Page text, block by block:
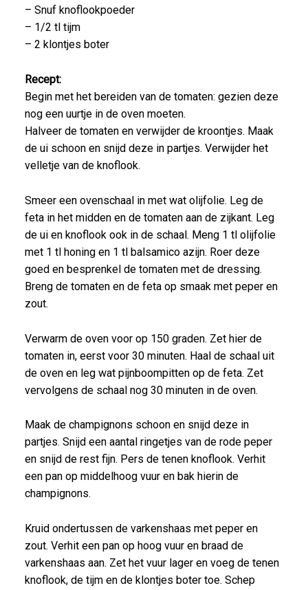
– Snuf knoflookpoeder
– 1/2 tl tijm
– 2 klontjes boter
Recept:
Begin met het bereiden van de tomaten: gezien deze
nog een uurtje in de oven moeten.
Halveer de tomaten en verwijder de kroontjes. Maak
de ui schoon en snijd deze in partjes. Verwijder het
velletje van de knoflook.
Smeer een ovenschaal in met wat olijfolie. Leg de
feta in het midden en de tomaten aan de zijkant. Leg
de ui en knoflook ook in de schaal. Meng 1 tl olijfolie
met 1 tl honing en 1 tl balsamico azijn. Roer deze
goed en besprenkel de tomaten met de dressing.
Breng de tomaten en de feta op smaak met peper en
zout.
Verwarm de oven voor op 150 graden. Zet hier de
tomaten in, eerst voor 30 minuten. Haal de schaal uit
de oven en leg wat pijnboompitten op de feta. Zet
vervolgens de schaal nog 30 minuten in de oven.
Maak de champignons schoon en snijd deze in
partjes. Snijd een aantal ringetjes van de rode peper
en snijd de rest fijn. Pers de tenen knoflook. Verhit
een pan op middelhoog vuur en bak hierin de
champignons.
Kruid ondertussen de varkenshaas met peper en
zout. Verhit een pan op hoog vuur en braad de
varkenshaas aan. Zet het vuur lager en voeg de tenen
knoflook, de tijm en de klontjes boter toe. Schep